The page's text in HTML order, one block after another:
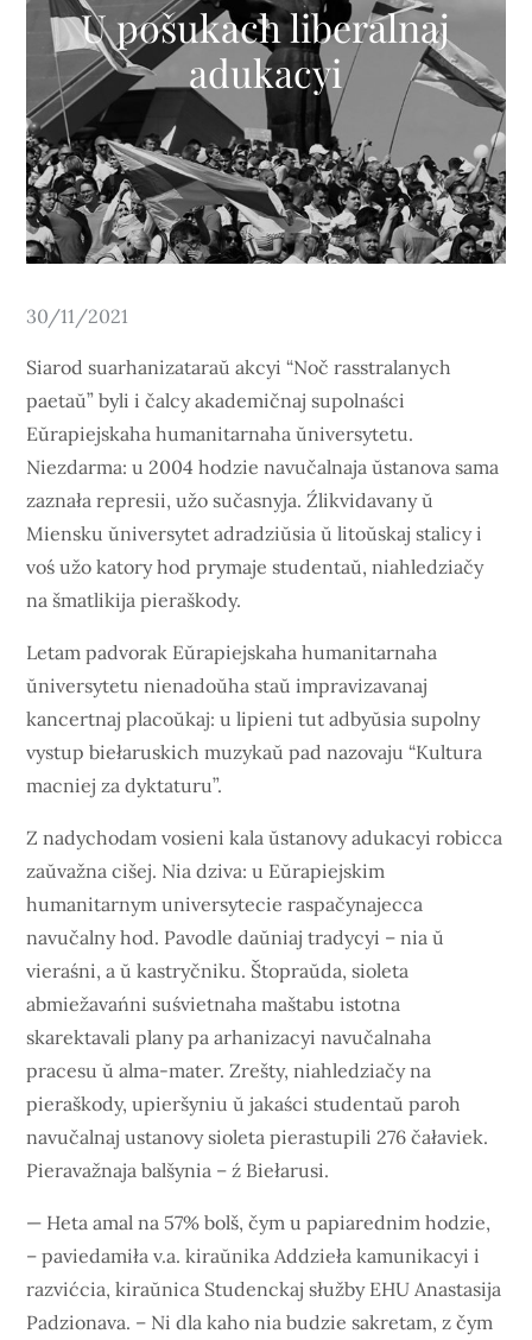
U pošukach liberalnaj
adukacyi
Posted
30/11/2021
Siarod suarhanizataraŭ akcyi “Noč rasstralanych
paetaŭ” byli i čalcy akademičnaj supolnaści
Eŭrapiejskaha humanitarnaha ŭniversytetu.
Niezdarma: u 2004 hodzie navučalnaja ŭstanova sama
zaznała represii, užo sučasnyja. Źlikvidavany ŭ
Miensku ŭniversytet adradziŭsia ŭ litoŭskaj stalicy i
voś užo katory hod prymaje studentaŭ, niahledziačy
na šmatlikija pieraškody.
Letam padvorak Eŭrapiejskaha humanitarnaha
ŭniversytetu nienadoŭha staŭ impravizavanaj
kancertnaj placoŭkaj: u lipieni tut adbyŭsia supolny
vystup biełaruskich muzykaŭ pad nazovaju “Kultura
macniej za dyktaturu”.
Z nadychodam vosieni kala ŭstanovy adukacyi robicca
zaŭvažna cišej. Nia dziva: u Eŭrapiejskim
humanitarnym universytecie raspačynajecca
navučalny hod. Pavodle daŭniaj tradycyi – nia ŭ
vieraśni, a ŭ kastryčniku. Štopraŭda, sioleta
abmiežavańni suśvietnaha maštabu istotna
skarektavali plany pa arhanizacyi navučalnaha
pracesu ŭ alma-mater. Zrešty, niahledziačy na
pieraškody, upieršyniu ŭ jakaści studentaŭ paroh
navučalnaj ustanovy sioleta pierastupili 276 čałaviek.
Pieravažnaja balšynia – ź Biełarusi.
— Heta amal na 57% bolš, čym u papiarednim hodzie,
– paviedamiła v.a. kiraŭnika Addzieła kamunikacyi i
razvićcia, kiraŭnica Studenckaj słužby EHU Anastasija
Padzionava. – Ni dla kaho nia budzie sakretam, z čym